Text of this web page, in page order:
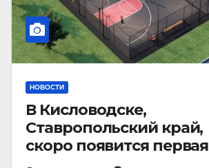
НОВОСТИ
В Кисловодске,
Ставропольский край,
скоро появится первая
«умная площадка».